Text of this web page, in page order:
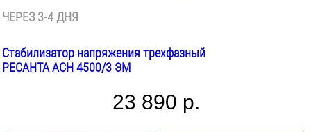
ЧЕРЕЗ 3-4 ДНЯ
Стабилизатор напряжения трехфазный
РЕСАНТА АСН 4500/3 ЭМ
23 890 р.